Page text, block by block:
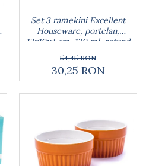
Set 3 ramekini Excellent
Houseware, portelan,
13x10x4 cm, 130 ml, rotund
54,45 RON
30,25 RON